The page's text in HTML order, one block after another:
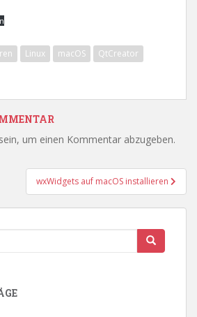
Linux macOS
QtCreator
sein, um einen Kommentar abzugeben.
wxWidgets auf macOS installieren